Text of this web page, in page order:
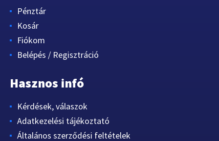
Pénztár
Kosár
Fiókom
Belépés / Regisztráció
Hasznos infó
Kérdések, válaszok
Adatkezelési tájékoztató
Általános szerződési feltételek